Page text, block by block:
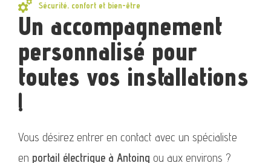
Sécurité, confort et bien-être
Un accompagnement
personnalisé pour
toutes vos installations
!
Vous désirez entrer en contact avec un spécialiste
en portail électrique à Antoing ou aux environs ?